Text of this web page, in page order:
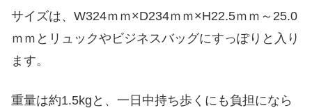
サイズは、W324ｍｍ×D234ｍｍ×H22.5ｍｍ～25.0
ｍｍとリュックやビジネスバッグにすっぽりと入り
ます。
重量は約1.5kgと、一日中持ち歩くにも負担になら